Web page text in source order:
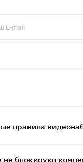
правила
блокируют